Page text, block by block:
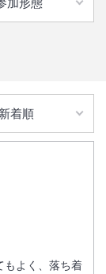
もよく、落ち着